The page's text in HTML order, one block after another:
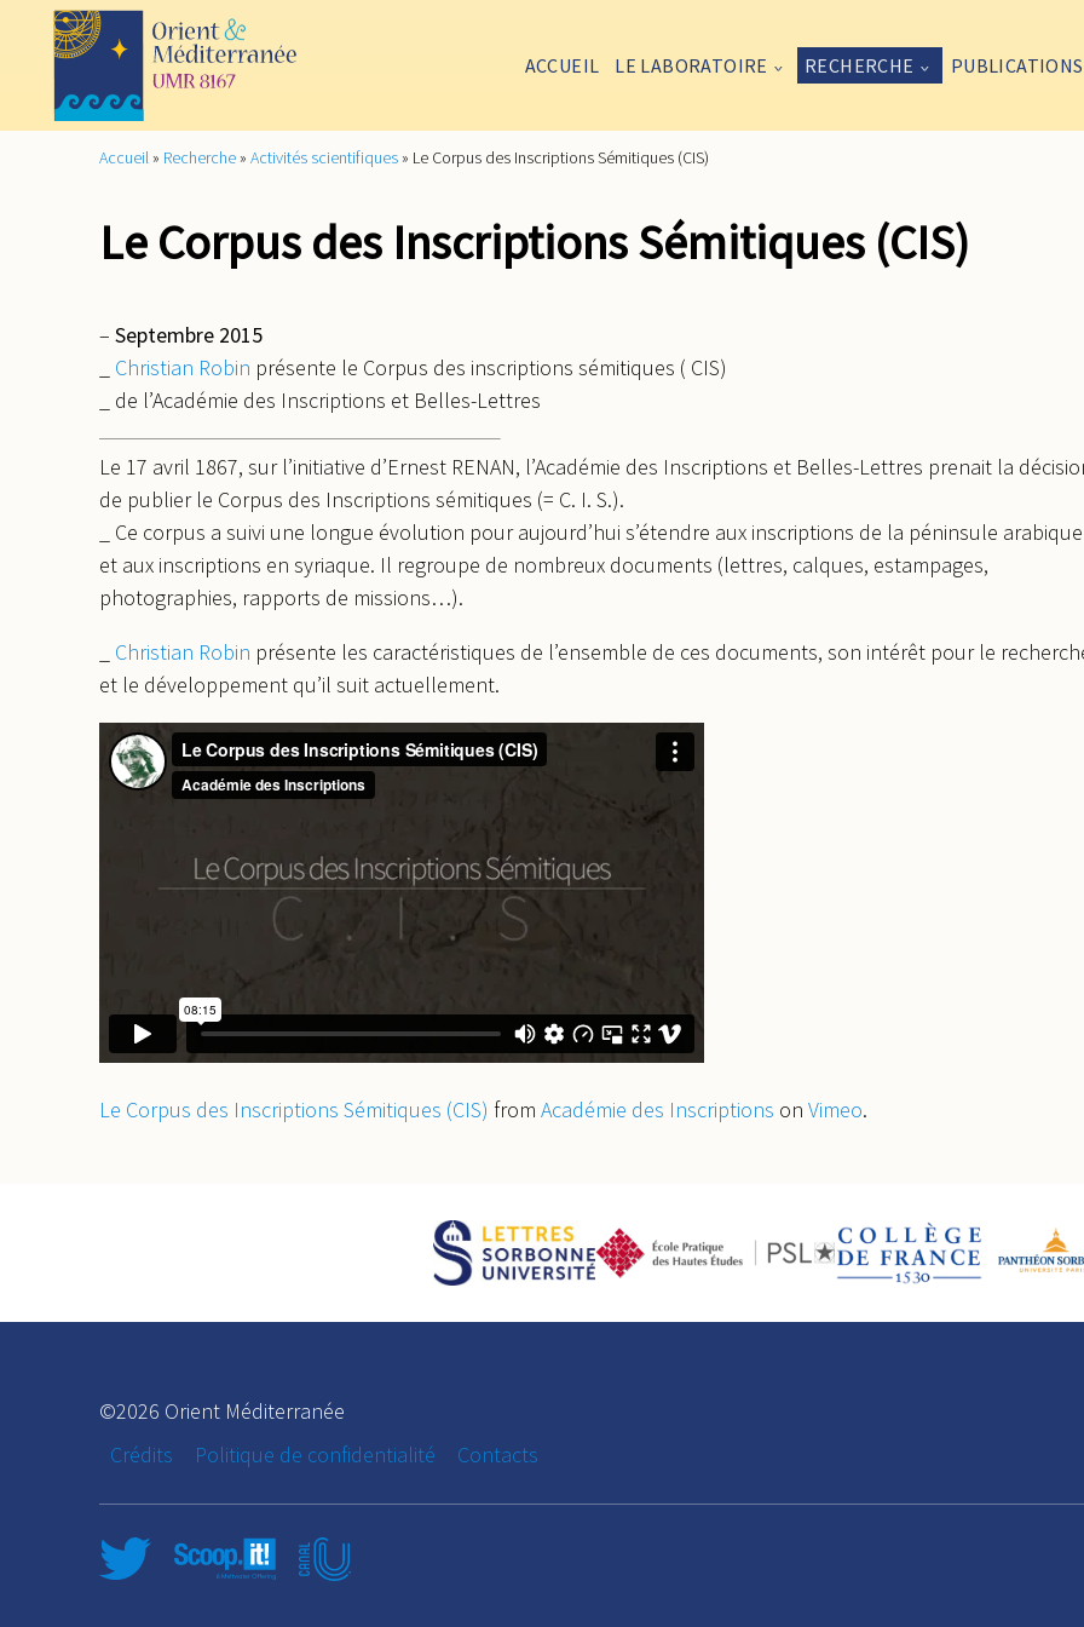
ACCUEIL LE LABORATOIRE RECHERCHE PUBLICATIONS
Accueil » Recherche » Activités scientifiques » Le Corpus des Inscriptions Sémitiques (CIS)
Le Corpus des Inscriptions Sémitiques (CIS)
– Septembre 2015
Christian Robin présente le Corpus des inscriptions sémitiques ( CIS)
_ de l’Académie des Inscriptions et Belles-Lettres
Le 17 avril 1867, sur l’initiative d’Ernest RENAN, l’Académie des Inscriptions et Belles-Lettres prenait la
de publier le Corpus des Inscriptions sémitiques (= C. I. S.).
_ Ce corpus a suivi une longue évolution pour aujourd’hui s’étendre aux inscriptions de la péninsule arabique
et aux inscriptions en syriaque. Il regroupe de nombreux documents (lettres, calques, estampages,
photographies, rapports de missions…).
Christian Robin présente les caractéristiques de l’ensemble de ces documents, son intérêt pour le
et le développement qu’il suit actuellement.
Le Corpus des Inscriptions Sémitiques (CIS) from Académie des Inscriptions on Vimeo.
©2026 Orient Méditerranée
Crédits
Politique de confidentialité Contacts